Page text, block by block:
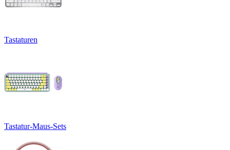
Tastaturen
Tastatur-Maus-Sets